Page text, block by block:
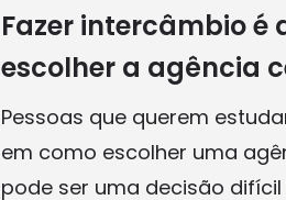
Fazer intercâmbio é
escolher a agência
Pessoas que querem
em como escolher uma
pode ser uma decisão